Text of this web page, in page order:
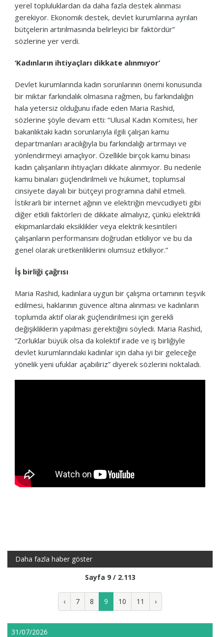
yerel topluluklardan da daha fazla destek alınması
gerekiyor. Ekonomik destek, devlet kurumlarına ayrılan
bütçelerin artırılmasında belirleyici bir faktördür”
sözlerine yer verdi.
‘Kadınların ihtiyaçları dikkate alınmıyor’
Devlet kurumlarında kadın sorunlarının önemi konusunda
bir miktar farkındalık olmasına rağmen, bu farkındalığın
hala yetersiz olduğunu ifade eden Maria Rashid,
sözlerine şöyle devam etti: “Ulusal Kadın Komitesi, her
bakanlıktaki kadın sorunlarıyla ilgili çalışan kamu
departmanları aracılığıyla bu farkındalığı artırmayı ve
yönlendirmeyi amaçlıyor. Özellikle birçok kamu binası
kadın çalışanların ihtiyaçları dikkate alınmıyor. Bu nedenle
kamu binaları güçlendirilmeli ve hükümet, toplumsal
cinsiyete dayalı bir bütçeyi programına dahil etmeli.
İstikrarlı bir internet ağının ve elektriğin mevcudiyeti gibi
diğer etkili faktörleri de dikkate almalıyız, çünkü elektrikli
ekipmanlardaki eksiklikler veya elektrik kesintileri
çalışanların performansını doğrudan etkiliyor ve bu da
genel olarak üretkenliklerini olumsuz etkiliyor.”
İş birliği çağrısı
Maria Rashid, kadınlara uygun bir çalışma ortamının teşvik
edilmesi, haklarının güvence altına alınması ve kadınların
toplumda aktif olarak güçlendirilmesi için gerekli
değişikliklerin yapılması gerektiğini söyledi. Maria Rashid,
“Zorluklar büyük olsa da kolektif irade ve iş birliğiyle
devlet kurumlarındaki kadınlar için daha iyi bir geleceğe
yönelik yeni ufuklar açabiliriz” diyerek sözlerini noktaladı.
Daha fazla haber göster
Sayfa 9 / 2.113
‹ 7 8 9 10 11 ›
31/07/2026